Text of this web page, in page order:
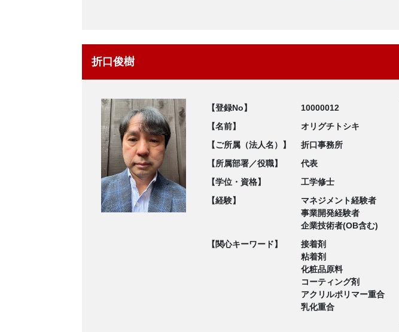
折口俊樹
【登録No】
10000012
【名前】
オリグチトシキ
【ご所属（法人名）】
折口事務所
【所属部署／役職】
代表
【学位・資格】
工学修士
【経験】
マネジメント経験者
事業開発経験者
企業技術者(OB含む)
【関心キーワード】
接着剤
粘着剤
化粧品原料
コーティング剤
アクリルポリマー重合
乳化重合